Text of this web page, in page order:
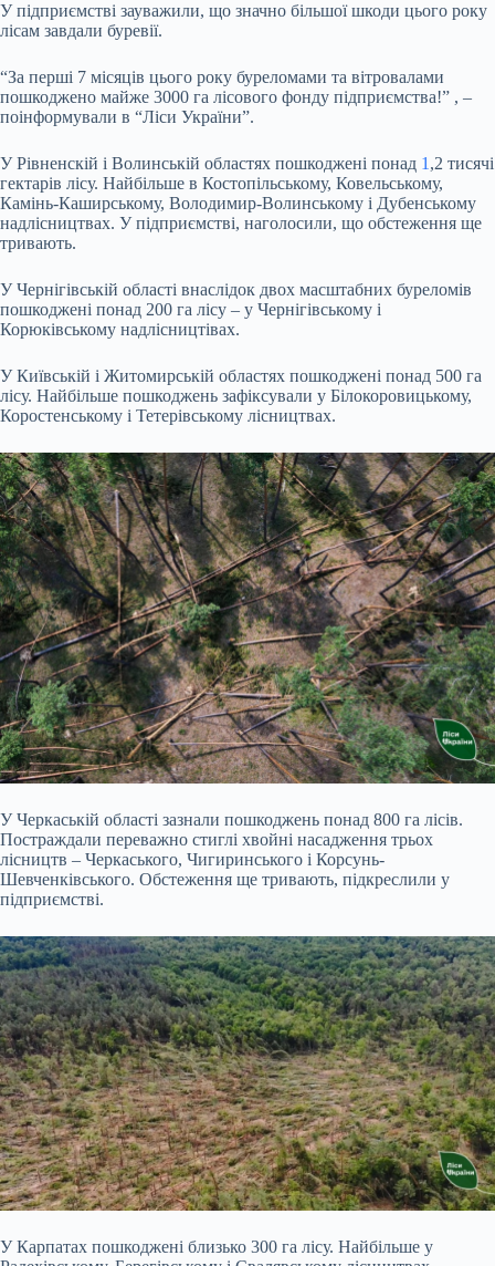
У підприємстві зауважили, що значно більшої шкоди цього року
лісам завдали буревії.
“За перші 7 місяців цього року буреломами та вітровалами
пошкоджено майже 3000 га лісового фонду підприємства!” , –
поінформували в “Ліси України”.
У Рівненскій і Волинській областях пошкоджені понад 1 ,2 тисячі
гектарів лісу. Найбільше в Костопільському, Ковельському,
Камінь-Каширському, Володимир-Волинському і Дубенському
надлісництвах. У підприємстві, наголосили, що обстеження ще
тривають.
У Чернігівській області внаслідок двох масштабних буреломів
пошкоджені понад 200 га лісу – у Чернігівському і
Корюківському надлісництівах.
У Київській і Житомирській областях пошкоджені понад 500 га
лісу. Найбільше пошкоджень зафіксували у Білокоровицькому,
Коростенському і Тетерівському лісництвах.
У Черкаській області зазнали пошкоджень понад 800 га лісів.
Постраждали переважно стиглі хвойні насадження трьох
лісництв – Черкаського, Чигиринського і Корсунь-
Шевченківського. Обстеження ще тривають, підкреслили у
підприємстві.
У Карпатах пошкоджені близько 300 га лісу. Найбільше у